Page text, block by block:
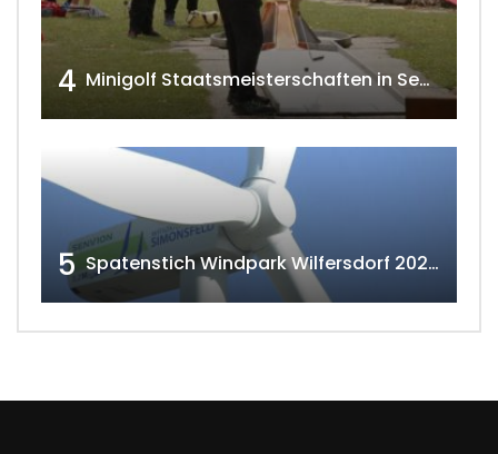
4 Minigolf Staatsmeisterschaften in Seefeld-Kadolz w4tv174
5 Spatenstich Windpark Wilfersdorf 2023 w4tv177